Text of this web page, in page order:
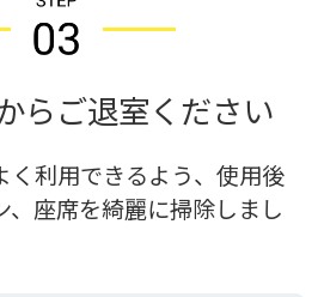
らご退室ください
く利用できるよう、使用後
、座席を綺麗に掃除しまし